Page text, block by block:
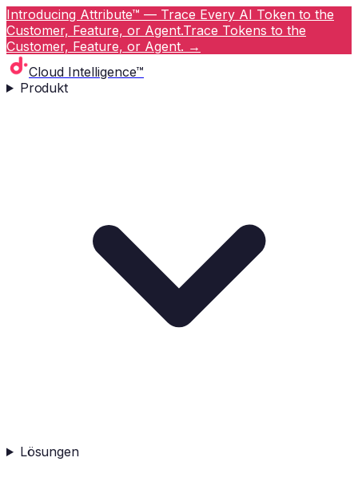
Introducing Attribute™ — Trace Every AI Token to the
Customer, Feature, or Agent.Trace Tokens to the
Customer, Feature, or Agent. →
Cloud Intelligence™
Produkt
Lösungen